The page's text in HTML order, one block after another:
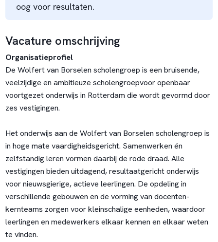
oog voor resultaten.
Vacature omschrijving
Organisatieprofiel
De Wolfert van Borselen scholengroep is een bruisende,
veelzijdige en ambitieuze scholengroepvoor openbaar
voortgezet onderwijs in Rotterdam die wordt gevormd door
zes vestigingen.
Het onderwijs aan de Wolfert van Borselen scholengroep is
in hoge mate vaardigheidsgericht. Samenwerken én
zelfstandig leren vormen daarbij de rode draad. Alle
vestigingen bieden uitdagend, resultaatgericht onderwijs
voor nieuwsgierige, actieve leerlingen. De opdeling in
verschillende gebouwen en de vorming van docenten-
kernteams zorgen voor kleinschalige eenheden, waardoor
leerlingen en medewerkers elkaar kennen en elkaar weten
te vinden.